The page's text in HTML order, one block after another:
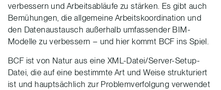
verbessern und Arbeitsabläufe zu stärken. Es gibt auch
Bemühungen, die allgemeine Arbeitskoordination und
den Datenaustausch außerhalb umfassender BIM-
Modelle zu verbessern – und hier kommt BCF ins Spiel.
BCF ist von Natur aus eine XML-Datei/Server-Setup-
Datei, die auf eine bestimmte Art und Weise strukturiert
ist und hauptsächlich zur Problemverfolgung verwendet